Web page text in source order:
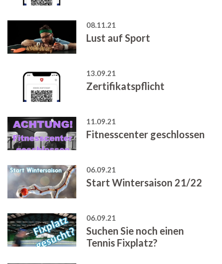
08.11.21
Lust auf Sport
13.09.21
Zertifikatspflicht
11.09.21
Fitnesscenter geschlossen
06.09.21
Start Wintersaison 21/22
06.09.21
Suchen Sie noch einen
Tennis Fixplatz?